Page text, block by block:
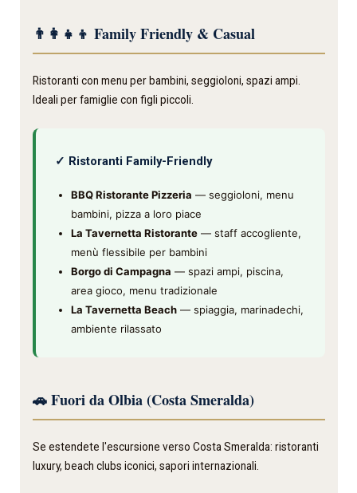
👨‍👩‍👧‍👦 Family Friendly & Casual
Ristoranti con menu per bambini, seggioloni, spazi ampi.
Ideali per famiglie con figli piccoli.
✓ Ristoranti Family-Friendly
BBQ Ristorante Pizzeria — seggioloni, menu
bambini, pizza a loro piace
La Tavernetta Ristorante— staff accogliente,
menù flessibile per bambini
Borgo di Campagna — spazi ampi, piscina,
area gioco, menu tradizionale
La Tavernetta Beach— spiaggia, marinadechi,
ambiente rilassato
🚗 Fuori da Olbia (Costa Smeralda)
Se estendete l'escursione verso Costa Smeralda: ristoranti
luxury, beach clubs iconici, sapori internazionali.